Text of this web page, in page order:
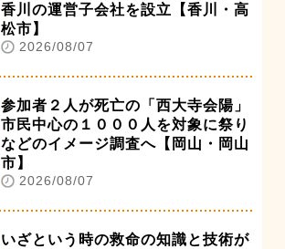
香川の運営子会社を設立【香川・高
松市】
2026/08/07
参加者２人が死亡の「西大寺会陽」
市民中心の１０００人を対象に祭り
などのイメージ調査へ【岡山・岡山
市】
2026/08/07
いざという時の救命の知識と技術が